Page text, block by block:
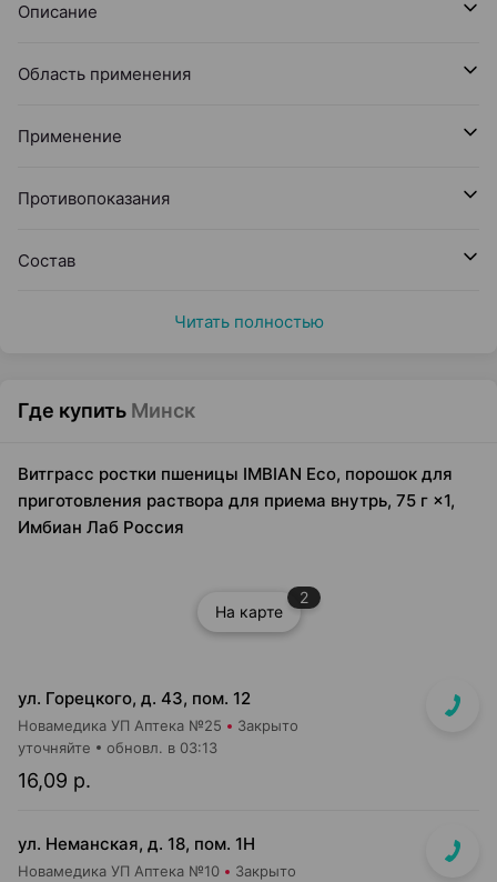
Описание
Область применения
Применение
Противопоказания
Состав
Читать полностью
Где купить Минск
Витграсс ростки пшеницы IMBIAN Eco, порошок для
приготовления раствора для приема внутрь, 75 г ×1,
Имбиан Лаб Россия
На карте
2
ул. Горецкого, д. 43, пом. 12
Новамедика УП Аптека №25 Закрыто
16,09 р.
уточняйте обновл. в 03:13
ул. Неманская, д. 18, пом. 1Н
Новамедика УП Аптека №10 Закрыто